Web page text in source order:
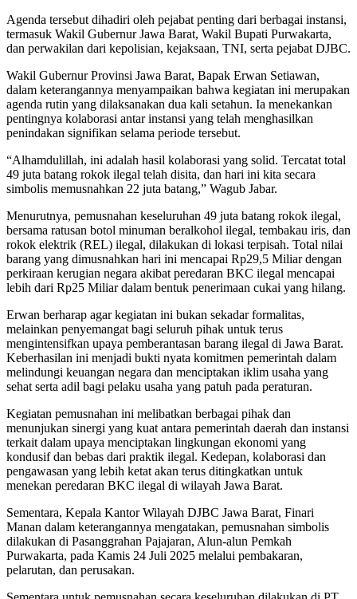
Agenda tersebut dihadiri oleh pejabat penting dari berbagai instansi,
termasuk Wakil Gubernur Jawa Barat, Wakil Bupati Purwakarta,
dan perwakilan dari kepolisian, kejaksaan, TNI, serta pejabat DJBC.
Wakil Gubernur Provinsi Jawa Barat, Bapak Erwan Setiawan,
dalam keterangannya menyampaikan bahwa kegiatan ini merupakan
agenda rutin yang dilaksanakan dua kali setahun. Ia menekankan
pentingnya kolaborasi antar instansi yang telah menghasilkan
penindakan signifikan selama periode tersebut.
“Alhamdulillah, ini adalah hasil kolaborasi yang solid. Tercatat total
49 juta batang rokok ilegal telah disita, dan hari ini kita secara
simbolis memusnahkan 22 juta batang,” Wagub Jabar.
Menurutnya, pemusnahan keseluruhan 49 juta batang rokok ilegal,
bersama ratusan botol minuman beralkohol ilegal, tembakau iris, dan
rokok elektrik (REL) ilegal, dilakukan di lokasi terpisah. Total nilai
barang yang dimusnahkan hari ini mencapai Rp29,5 Miliar dengan
perkiraan kerugian negara akibat peredaran BKC ilegal mencapai
lebih dari Rp25 Miliar dalam bentuk penerimaan cukai yang hilang.
Erwan berharap agar kegiatan ini bukan sekadar formalitas,
melainkan penyemangat bagi seluruh pihak untuk terus
mengintensifkan upaya pemberantasan barang ilegal di Jawa Barat.
Keberhasilan ini menjadi bukti nyata komitmen pemerintah dalam
melindungi keuangan negara dan menciptakan iklim usaha yang
sehat serta adil bagi pelaku usaha yang patuh pada peraturan.
Kegiatan pemusnahan ini melibatkan berbagai pihak dan
menunjukan sinergi yang kuat antara pemerintah daerah dan instansi
terkait dalam upaya menciptakan lingkungan ekonomi yang
kondusif dan bebas dari praktik ilegal. Kedepan, kolaborasi dan
pengawasan yang lebih ketat akan terus ditingkatkan untuk
menekan peredaran BKC ilegal di wilayah Jawa Barat.
Sementara, Kepala Kantor Wilayah DJBC Jawa Barat, Finari
Manan dalam keterangannya mengatakan, pemusnahan simbolis
dilakukan di Pasanggrahan Pajajaran, Alun-alun Pemkah
Purwakarta, pada Kamis 24 Juli 2025 melalui pembakaran,
pelarutan, dan perusakan.